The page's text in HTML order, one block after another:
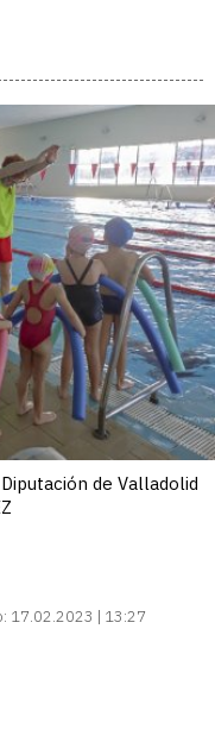
de Valladolid
17.02.2023 | 13:27